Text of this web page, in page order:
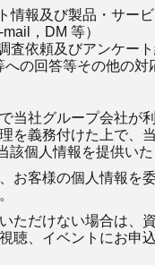
情報及び製品・サービ
，DM 等）
査依頼及びアンケー
への回答等その他の対
当社グループ会社が
を義務付けた上で、
該個人情報を提供いた
お客様の個人情報を
ただけない場合は、
聴、イベントにお申